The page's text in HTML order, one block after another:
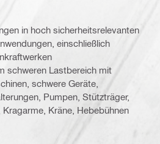
in hoch sicherheitsrelevanten
einschließlich
schweren Lastbereich mit
schwere Geräte,
Pumpen, Stützträger,
Kräne, Hebebühnen